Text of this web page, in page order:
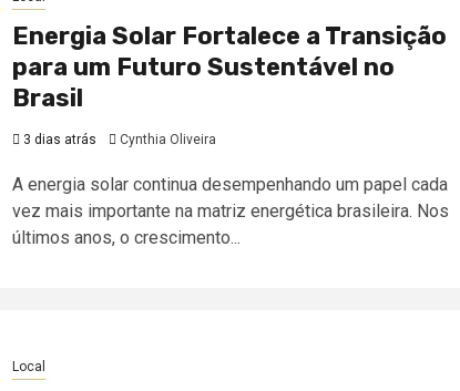
Energia Solar Fortalece a Transição
para um Futuro Sustentável no
Brasil
3 dias atrás Cynthia Oliveira
A energia solar continua desempenhando um papel cada
vez mais importante na matriz energética brasileira. Nos
últimos anos, o crescimento...
Local